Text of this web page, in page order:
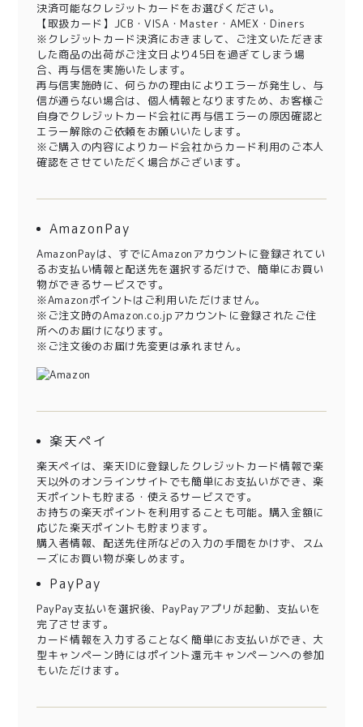
決済可能なクレジットカードをお選びください。
【取扱カード】JCB・VISA・Master・AMEX・Diners
※クレジットカード決済におきまして、ご注文いただきま
した商品の出荷がご注文日より45日を過ぎてしまう場
合、再与信を実施いたします。
再与信実施時に、何らかの理由によりエラーが発生し、与
信が通らない場合は、個人情報となりますため、お客様ご
自身でクレジットカード会社に再与信エラーの原因確認と
エラー解除のご依頼をお願いいたします。
※ご購入の内容によりカード会社からカード利用のご本人
確認をさせていただく場合がございます。
AmazonPay
AmazonPayは、すでにAmazonアカウントに登録されてい
るお支払い情報と配送先を選択するだけで、簡単にお買い
物ができるサービスです。
※Amazonポイントはご利用いただけません。
※ご注文時のAmazon.co.jpアカウントに登録されたご住
所へのお届けになります。
※ご注文後のお届け先変更は承れません。
楽天ペイ
楽天ペイは、楽天IDに登録したクレジットカード情報で楽
天以外のオンラインサイトでも簡単にお支払いができ、楽
天ポイントも貯まる・使えるサービスです。
お持ちの楽天ポイントを利用することも可能。購入金額に
応じた楽天ポイントも貯まります。
購入者情報、配送先住所などの入力の手間をかけず、スム
ーズにお買い物が楽しめます。
PayPay
PayPay支払いを選択後、PayPayアプリが起動、支払いを
完了させます。
カード情報を入力することなく簡単にお支払いができ、大
型キャンペーン時にはポイント還元キャンペーンへの参加
もいただけます。